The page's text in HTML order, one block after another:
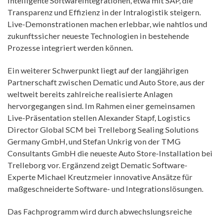
Transparenz und Effizienz in der Intralogistik steigern.
Live-Demonstrationen machen erlebbar, wie nahtlos und
zukunftssicher neueste Technologien in bestehende
Prozesse integriert werden können.
Ein weiterer Schwerpunkt liegt auf der langjährigen
Partnerschaft zwischen Dematic und Auto Store, aus der
weltweit bereits zahlreiche realisierte Anlagen
hervorgegangen sind. Im Rahmen einer gemeinsamen
Live-Präsentation stellen Alexander Stapf, Logistics
Director Global SCM bei Trelleborg Sealing Solutions
Germany GmbH, und Stefan Unkrig von der TMG
Consultants GmbH die neueste Auto Store-Installation bei
Trelleborg vor. Ergänzend zeigt Dematic Software-
Experte Michael Kreutzmeier innovative Ansätze für
maßgeschneiderte Software- und Integrationslösungen.
Das Fachprogramm wird durch abwechslungsreiche